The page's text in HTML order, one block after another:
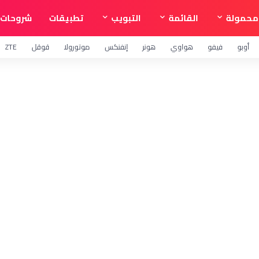
القائمة التبويب تطبيقات شروحات
أوبو فيفو هواوي هونر إنفنكس موتورولا قوقل ZTE